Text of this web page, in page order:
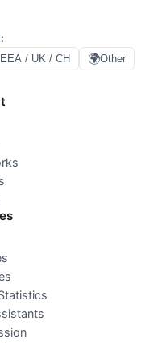
:
/ UK / CH 🌍Other